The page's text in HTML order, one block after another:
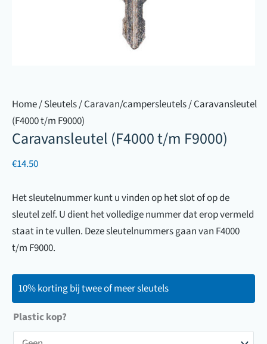
Home/Sleutels/Caravan/campersleutels/ Caravansleutel
(F4000 t/m F9000)
Caravansleutel (F4000 t/m F9000)
€14.50
Het sleutelnummer kunt u vinden op het slot of op de
sleutel zelf. U dient het volledige nummer dat erop vermeld
staat in te vullen. Deze sleutelnummers gaan van F4000
t/m F9000.
10% korting bij twee of meer sleutels
Plastic kop?